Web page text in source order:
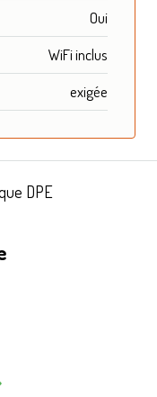
Oui
WiFi inclus
exigée
DPE